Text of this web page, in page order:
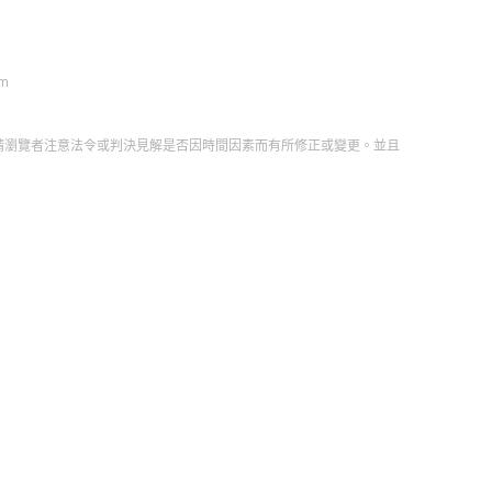
覽者注意法令或判決見解是否因時間因素而有所修正或變更。並且